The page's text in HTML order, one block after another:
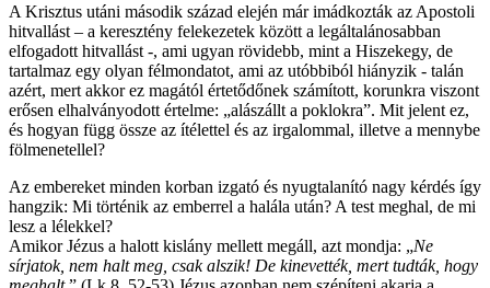
A Krisztus utáni második század elején már imádkozták az Apostoli
hitvallást – a keresztény felekezetek között a legáltalánosabban
elfogadott hitvallást -, ami ugyan rövidebb, mint a Hiszekegy, de
tartalmaz egy olyan félmondatot, ami az utóbbiból hiányzik - talán
azért, mert akkor ez magától értetődőnek számított, korunkra viszont
erősen elhalványodott értelme: „alászállt a poklokra”. Mit jelent ez,
és hogyan függ össze az ítélettel és az irgalommal, illetve a mennybe
fölmenetellel?
Az embereket minden korban izgató és nyugtalanító nagy kérdés így
hangzik: Mi történik az emberrel a halála után? A test meghal, de mi
lesz a lélekkel?
Amikor Jézus a halott kislány mellett megáll, azt mondja: „Ne
sírjatok, nem halt meg, csak alszik! De kinevették, mert tudták, hogy